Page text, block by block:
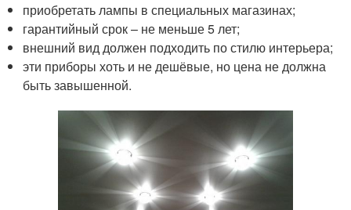
приобретать лампы в специальных магазинах;
гарантийный срок – не меньше 5 лет;
внешний вид должен подходить по стилю интерьера;
эти приборы хоть и не дешёвые, но цена не должна
быть завышенной.